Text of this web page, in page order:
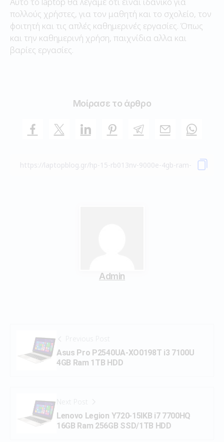
πολλούς χρήστες, για τον μαθητή και το σχολείο, τον
φοιτητή και τις απλές καθημερινές εργασίες. Όπως
και την καθημερινή χρήση, παιχνίδια αλλα και
βαρίες εργασίες.
Μοίρασε το άρθρο
Admin
Previous Post
Asus Pro P2540UA-XO0198T i3 7100U
4GB Ram 1TB HDD
Next Post
Lenovo Legion Y720-15IKB i7 7700HQ
16GB Ram 256GB SSD/1TB HDD